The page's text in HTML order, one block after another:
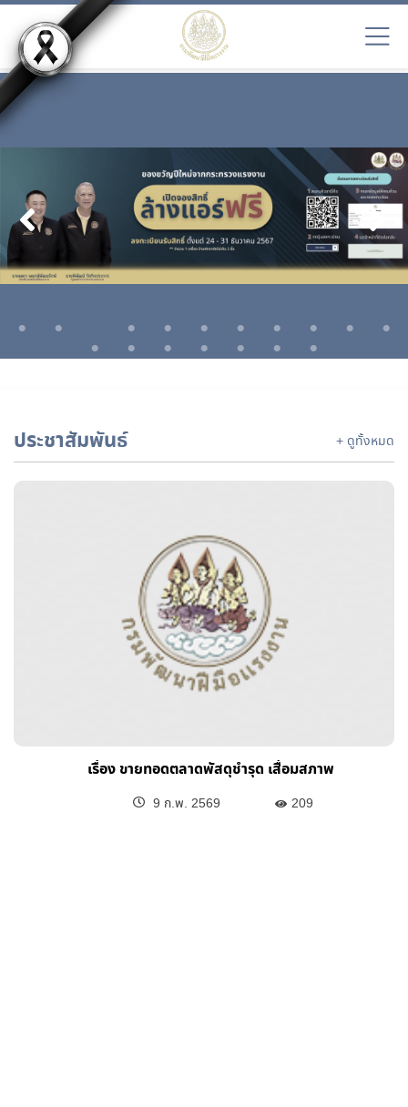
ประชาสัมพันธ์ + ดูทั้งหมด
เรื่อง ขายทอดตลาดพัสดุชำรุด เสื่อมสภาพ
9 ก.พ. 2569 209